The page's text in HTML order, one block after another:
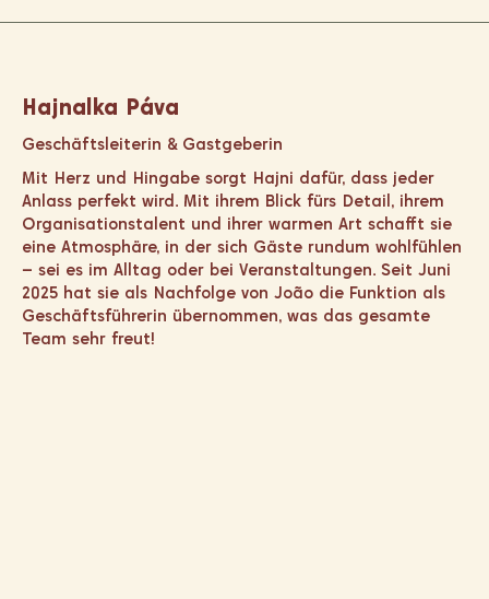
Hajnalka Páva
Geschäftsleiterin & Gastgeberin
Mit Herz und Hingabe sorgt Hajni dafür, dass jeder
Anlass perfekt wird. Mit ihrem Blick fürs Detail, ihrem
Organisationstalent und ihrer warmen Art schafft sie
eine Atmosphäre, in der sich Gäste rundum wohlfühlen
– sei es im Alltag oder bei Veranstaltungen. Seit Juni
2025 hat sie als Nachfolge von João die Funktion als
Geschäftsführerin übernommen, was das gesamte
Team sehr freut!